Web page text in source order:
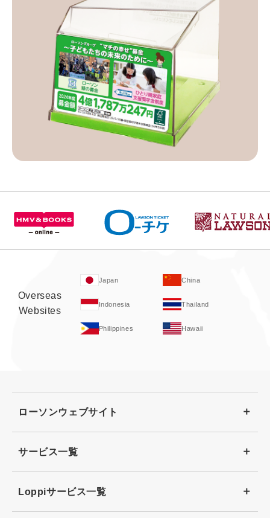
Overseas
Websites
Japan China
Indonesia Thailand
Philippines Hawaii
ローソンウェブサイト
サービス一覧
Loppiサービス一覧